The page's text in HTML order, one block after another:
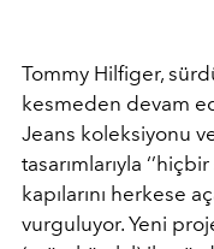
Tommy Hilfiger,
kesmeden devam
Jeans koleksiyonu
tasarımlarıyla
kapılarını herkese
vurguluyor. Yeni